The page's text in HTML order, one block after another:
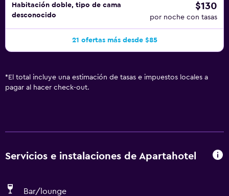
Habitación doble, tipo de cama
desconocido
$130
por noche con tasas
21 ofertas más desde $85
* El total incluye una estimación de tasas e impuestos locales a
pagar al hacer check-out.
Servicios e instalaciones de Apartahotel
Bar/lounge